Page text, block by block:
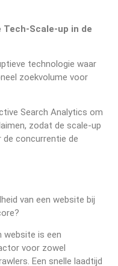
Tech-Scale-up in de
technologie waar
zoekvolume voor
Search Analytics om
zodat de scale-up
concurrentie de
van een website bij
website is een
voor zowel
Een snelle laadtijd